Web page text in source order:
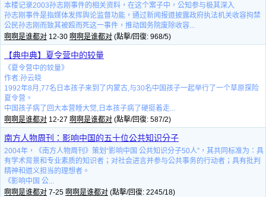
本楼记录2003孙志刚事件的相关资料，在这个案子中，公知参与极其深入
孙志刚事件是指媒体发挥舆论监督功能，通过新闻报道披露政府执法机关收容拘禁
公民孙志刚而致其被殴而死这一事件，推动国务院废除收容...
啊啊是谁都对 12-30 啊啊是谁都对 (點擊/回復: 968/5)
【典中典】夏令营中的较量
《夏令营中的较量》
作者:孙云晓
1992年8月,77名日本孩子来到了内蒙古,与30名中国孩子一起举行了一个草原探险
夏令营。
中国孩子病了回大本营睡大觉,日本孩子病了硬挺着走...
啊啊是谁都对 12-27 啊啊是谁都对 (點擊/回復: 587/2)
南方人物周刊：影响中国的五十位公共知识分子
2004年，《南方人物周刊》策划“影响中国 公共知识分子50人”，其共同标准为：具
有学术背景和专业素质的知识者；对社会进言并参与公共事务的行动者；具有批判
精神和道义担当的理想者。
《影响中国 公...
啊啊是谁都对 7-25 啊啊是谁都对 (點擊/回復: 2245/18)